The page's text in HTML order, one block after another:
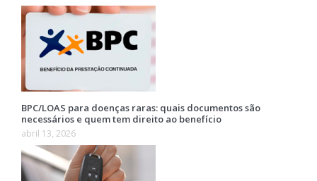
BPC/LOAS para doenças raras: quais documentos são
necessários e quem tem direito ao benefício
abril 13, 2026